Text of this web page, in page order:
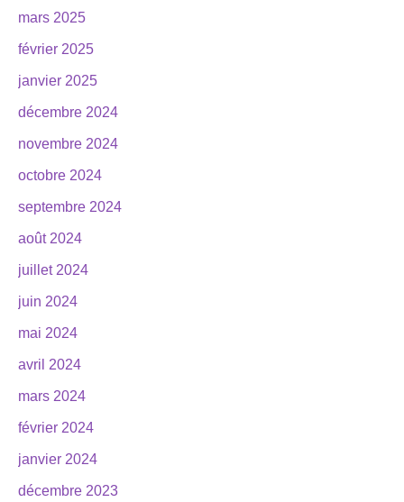
mars 2025
février 2025
janvier 2025
décembre 2024
novembre 2024
octobre 2024
septembre 2024
août 2024
juillet 2024
juin 2024
mai 2024
avril 2024
mars 2024
février 2024
janvier 2024
décembre 2023